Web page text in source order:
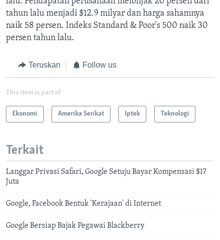
tahun lalu menjadi $12.9 milyar dan harga sahamnya
naik 58 persen. Indeks Standard & Poor's 500 naik 30
persen tahun lalu.
Teruskan Follow us
This item is part of
Ekonomi Amerika Serikat Iptek Teknologi
Terkait
Langgar Privasi Safari, Google Setuju Bayar Kompensasi $17
Juta
Google, Facebook Bentuk 'Kerajaan' di Internet
Google Bersiap Bajak Pegawai Blackberry